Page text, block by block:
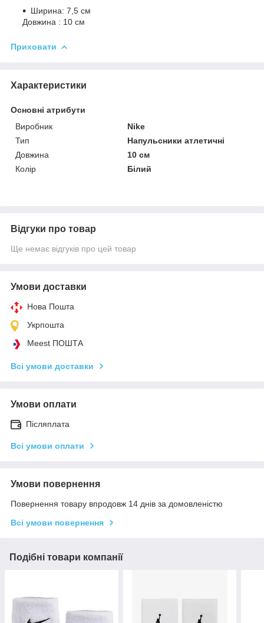
Ширина: 7,5 см
Довжина : 10 см
Приховати
Характеристики
Основні атрибути
Виробник
Nike
Тип
Напульсники атлетичні
Довжина
10 см
Колір
Білий
Відгуки про товар
Ще немає відгуків про цей товар
Умови доставки
Нова Пошта
Укрпошта
Meest ПОШТА
Всі умови доставки
Умови оплати
Післяплата
Всі умови оплати
Умови повернення
Повернення товару впродовж 14 днів за домовленістю
Всі умови повернення
Подібні товари компанії